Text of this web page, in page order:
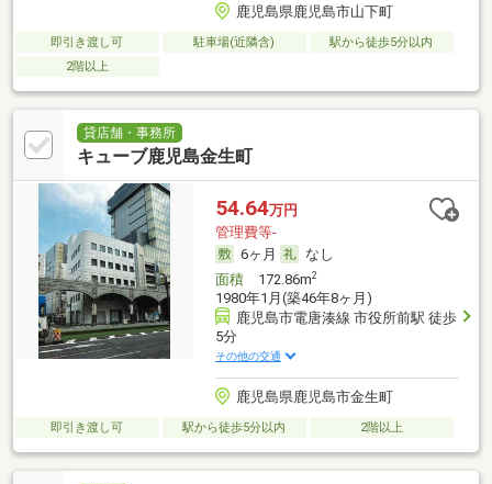
鹿児島県鹿児島市山下町
即引き渡し可 駐車場(近隣含)
駅から徒歩5分以内
2階以上
貸店舗・事務所
キューブ鹿児島金生町
54.64万円
管理費等-
6ヶ月
なし
面積172.86m2
1980年1月(築46年8ヶ月)
鹿児島市電唐湊線 市役所前駅 徒歩
5分
その他の交通
鹿児島県鹿児島市金生町
即引き渡し可 駅から徒歩5分以内 2階以上